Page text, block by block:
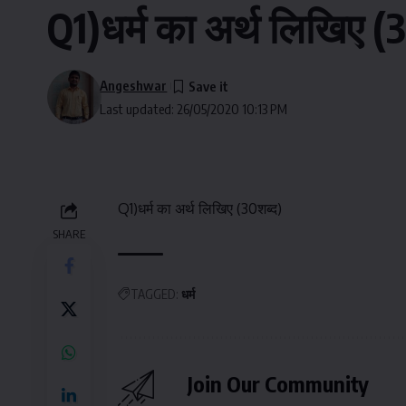
Q1)धर्म का अर्थ लिखिए
Last updated: 26/05/2020 10:13 PM
Angeshwar
SHARE
Q1)धर्म का अर्थ लिखिए (30शब्द)
TAGGED: धर्म
Join Our Community